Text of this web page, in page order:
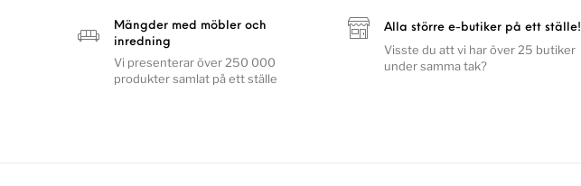
Mängder med möbler och
inredning
Vi presenterar över 250 000
produkter samlat på ett ställe
Alla större e-butiker på ett ställe!
Visste du att vi har över 25 butiker
under samma tak?